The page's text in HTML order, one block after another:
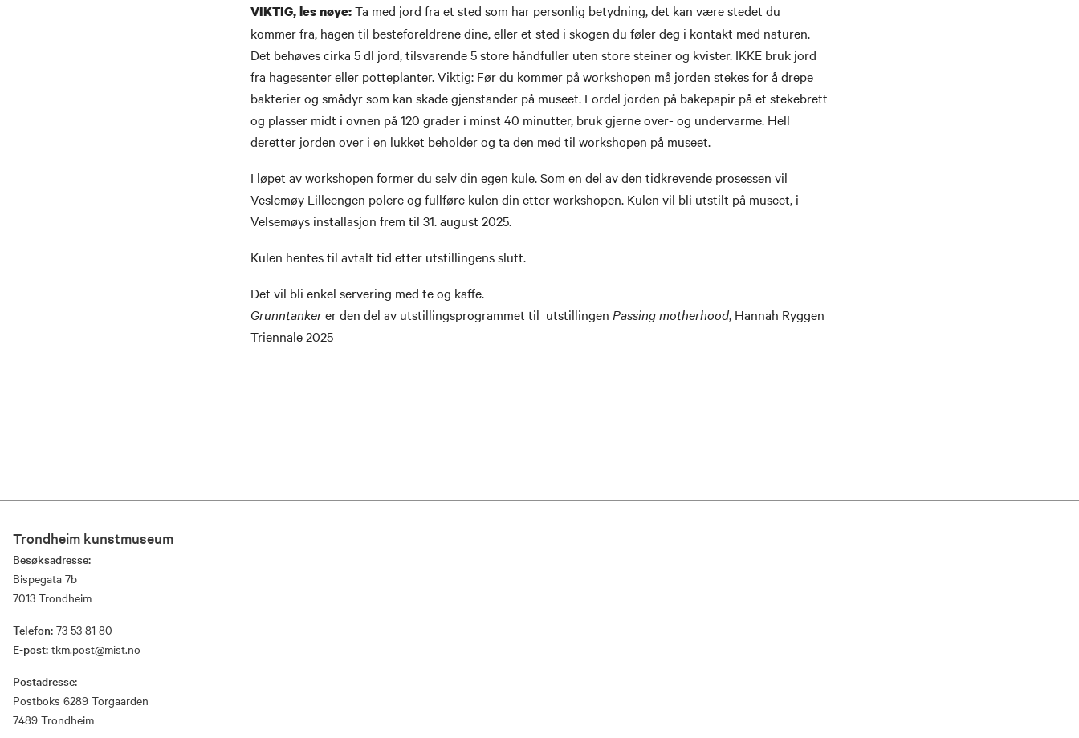
VIKTIG,les nøye:Ta med jord fra et sted som har personlig betydning, det kan være stedet du
kommer fra, hagen til besteforeldrene dine, eller et sted i skogen du føler deg i kontakt med naturen.
Det behøves cirka 5 dl jord, tilsvarende 5 store håndfuller uten store steiner og kvister. IKKE bruk jord
fra hagesenter eller potteplanter. Viktig: Før du kommer på workshopen må jorden stekes for å drepe
bakterier og smådyr som kan skade gjenstander på museet. Fordel jorden på bakepapir på et stekebrett
og plasser midt i ovnen på 120 grader i minst 40 minutter, bruk gjerne over- og undervarme. Hell
deretter jorden over i en lukket beholder og ta den med til workshopen på museet.
I løpet av workshopen former du selv din egen kule. Som en del av den tidkrevende prosessen vil
Veslemøy Lilleengen polere og fullføre kulen din etter workshopen. Kulen vil bli utstilt på museet, i
Velsemøys installasjon frem til 31. august 2025.
Kulen hentes til avtalt tid etter utstillingens slutt.
Det vil bli enkel servering med te og kaffe.
Grunntankerer den del av utstillingsprogrammet til utstillingen Passing motherhood, Hannah Ryggen
Triennale 2025
Trondheim kunstmuseum
Besøksadresse:
Bispegata 7b
7013 Trondheim
Telefon: 73 53 81 80
E-post: tkm.post@mist.no
Postadresse:
Postboks 6289 Torgaarden
7489 Trondheim